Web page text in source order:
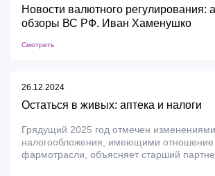
Новости валютного регулирования:
обзоры ВС РФ. Иван Хаменушко
Смотреть
26.12.2024
Остаться в живых: аптека и налоги
Грядущий 2025 год отмечен
налогообложения, имеющими отношение
фармотрасли, объясняет старший